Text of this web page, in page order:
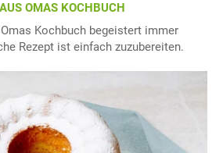
OMAS KOCHBUCH
Kochbuch begeistert immer
Rezept ist einfach zuzubereiten.